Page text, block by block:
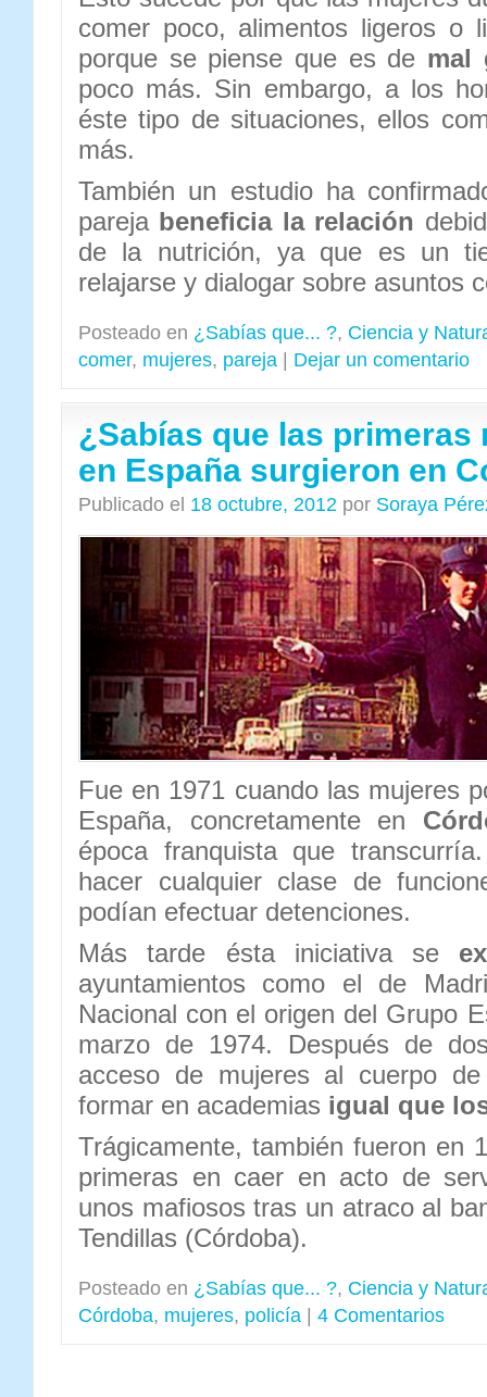
comer poco, alimentos ligeros o
porque se piense que es de mal
poco más. Sin embargo, a los
éste tipo de situaciones, ellos
más.
También un estudio ha
pareja beneficia la relación
de la nutrición, ya que es un
relajarse y dialogar sobre asuntos
Posteado en ¿Sabías que... ?, Ciencia y
comer, mujeres, pareja Dejar un comentario
¿Sabías que las primeras
en España surgieron en
Publicado el 18 octubre, 2012 por Soraya
Fue en 1971 cuando las mujeres
España, concretamente en
época franquista que
hacer cualquier clase de
podían efectuar detenciones.
Más tarde ésta iniciativa se
ayuntamientos como el de
Nacional con el origen del Grupo
marzo de 1974. Después de
acceso de mujeres al cuerpo
formar en academias igual que
Trágicamente, también fueron en
primeras en caer en acto de
unos mafiosos tras un atraco al
Tendillas (Córdoba).
Posteado en ¿Sabías que... ?, Ciencia y
Córdoba, mujeres, policía 4 Comentarios